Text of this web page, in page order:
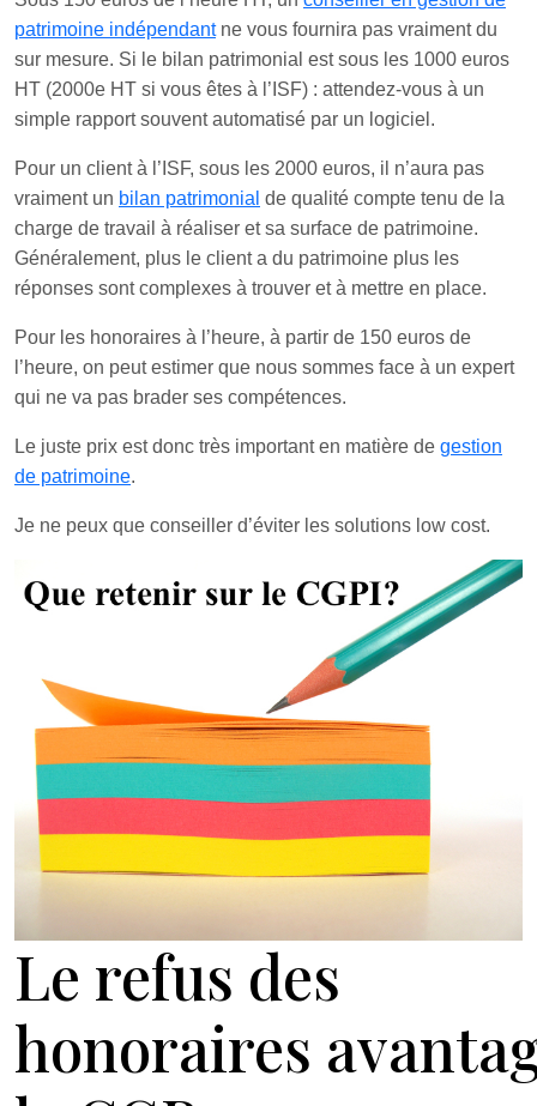
patrimoine indépendantne vous fournira pas vraiment du
sur mesure. Si le bilan patrimonial est sous les 1000 euros
HT (2000e HT si vous êtes à l’ISF) : attendez-vous à un
simple rapport souvent automatisé par un logiciel.
Pour un client à l’ISF, sous les 2000 euros, il n’aura pas
vraiment un bilan patrimonial de qualité compte tenu de la
charge de travail à réaliser et sa surface de patrimoine.
Généralement, plus le client a du patrimoine plus les
réponses sont complexes à trouver et à mettre en place.
Pour les honoraires à l’heure, à partir de 150 euros de
l’heure, on peut estimer que nous sommes face à un expert
qui ne va pas brader ses compétences.
Le juste prix est donc très important en matière de gestion
de patrimoine.
Je ne peux que conseiller d’éviter les solutions low cost.
Le refus des
honoraires